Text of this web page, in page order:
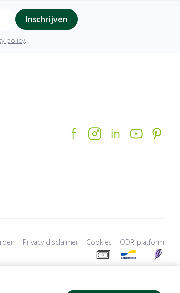
Inschrijven
policy.
Privacy disclaimer Cookies ODR-platform